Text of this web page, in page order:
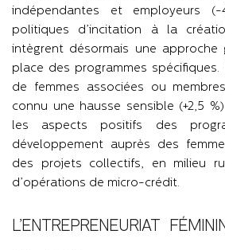
indépendantes et employeurs
politiques d’incitation à la
intègrent désormais une
place des programmes spécifiques.
de femmes associées ou
connu une hausse sensible (+2,5
les aspects positifs des
développement auprès des
des projets collectifs, en milieu
d’opérations de micro-crédit.
L’ENTREPRENEURIAT